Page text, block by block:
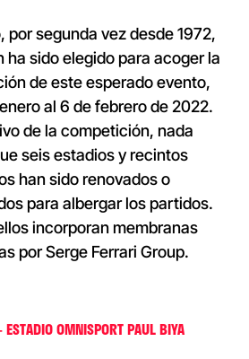
por segunda vez desde 1972,
ha sido elegido para acoger la
de este esperado evento,
al 6 de febrero de 2022.
de la competición, nada
seis estadios y recintos
han sido renovados o
para albergar los partidos.
incorporan membranas
por Serge Ferrari Group.
OMNISPORT PAUL BIYA